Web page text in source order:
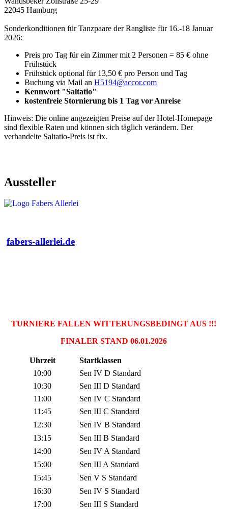
22045 Hamburg
Sonderkonditionen für Tanzpaare der Rangliste für 16.-18 Januar
2026:
Preis pro Tag für ein Zimmer mit 2 Personen = 85 € ohne
Frühstück
Frühstück optional für 13,50 € pro Person und Tag
Buchung via Mail an H5194@accor.com
Kennwort "Saltatio"
kostenfreie Stornierung bis 1 Tag vor Anreise
Hinweis: Die online angezeigten Preise auf der Hotel-Homepage
sind flexible Raten und können sich täglich verändern. Der
verhandelte Saltatio-Preis ist fix.
Aussteller
fabers-allerlei.de
TURNIERE FALLEN WITTERUNGSBEDINGT AUS !!!
FINALER STAND 06.01.2026
Uhrzeit
Startklassen
10:00
Sen IV D Standard
10:30
Sen III D Standard
11:00
Sen IV C Standard
11:45
Sen III C Standard
12:30
Sen IV B Standard
13:15
Sen III B Standard
14:00
Sen IV A Standard
15:00
Sen III A Standard
15:45
Sen V S Standard
16:30
Sen IV S Standard
17:00
Sen III S Standard